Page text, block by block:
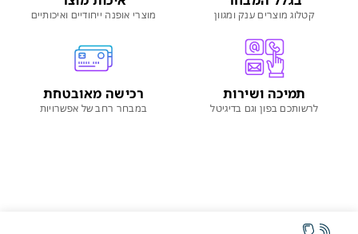
קטלוג מוצרים ענק ומגוון מוצרי אופנה ייחודיים ואיכותיים
תמיכה ושירות
לרשותכם בפון וגם בדיגיטל
רכישה מאובטחת
במבחר רחב של אפשרויות